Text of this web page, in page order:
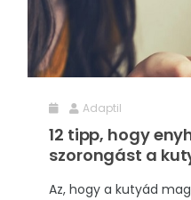
Adaptil
12 tipp, hogy
szorongást a
Az, hogy a kutyád